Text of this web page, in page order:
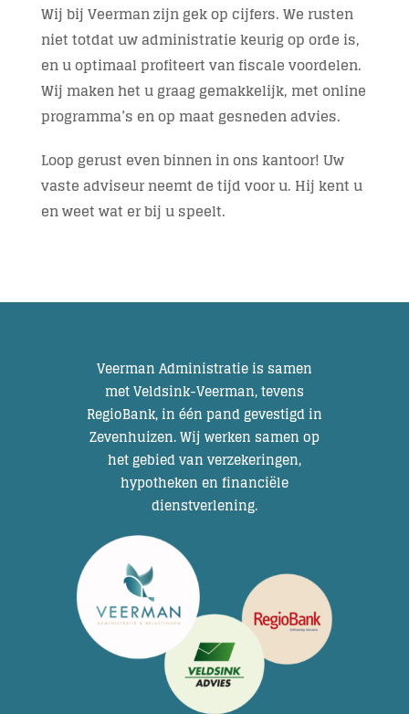
Wij bij Veerman zijn gek op cijfers. We rusten
niet totdat uw administratie keurig op orde is,
en u optimaal profiteert van fiscale voordelen.
Wij maken het u graag gemakkelijk, met online
programma’s en op maat gesneden advies.
Loop gerust even binnen in ons kantoor! Uw
vaste adviseur neemt de tijd voor u. Hij kent u
en weet wat er bij u speelt.
Veerman Administratie is samen
met Veldsink-Veerman, tevens
RegioBank, in één pand gevestigd in
Zevenhuizen. Wij werken samen op
het gebied van verzekeringen,
hypotheken en financiële
dienstverlening.